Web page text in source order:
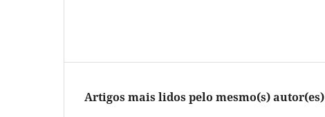
Artigos mais lidos pelo mesmo(s) autor(es)